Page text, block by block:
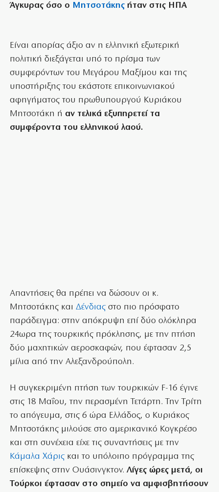
Άγκυρας όσο ο Μητσοτάκηςήταν στις ΗΠΑ
Είναι απορίας άξιο αν η ελληνική εξωτερική
πολιτική διεξάγεται υπό το πρίσμα των
συμφερόντων του Μεγάρου Μαξίμου και της
υποστήριξης του εκάστοτε επικοινωνιακού
αφηγήματος του πρωθυπουργού Κυριάκου
Μητσοτάκη ή αν τελικά εξυπηρετεί τα
συμφέροντα του ελληνικού λαού.
Απαντήσεις θα πρέπει να δώσουν οι κ.
Μητσοτάκης και Δένδιαςστο πιο πρόσφατο
παράδειγμα: στην απόκρυψη επί δύο ολόκληρα
24ωρα της τουρκικής πρόκλησης, με την πτήση
δύο μαχητικών αεροσκαφών, που έφτασαν 2,5
μίλια από την Αλεξανδρούπολη.
Η συγκεκριμένη πτήση των τουρκικών F-16 έγινε
στις 18 Μαΐου, την περασμένη Τετάρτη. Την Τρίτη
το απόγευμα, στις 6 ώρα Ελλάδος, ο Κυριάκος
Μητσοτάκης μιλούσε στο αμερικανικό Κογκρέσο
και στη συνέχεια είχε τις συναντήσεις με την
Κάμαλα Χάριςκαι το υπόλοιπο πρόγραμμα της
επίσκεψης στην Ουάσινγκτον. Λίγες ώρες μετά, οι
Τούρκοι έφτασαν στο σημείο να αμφισβητήσουν